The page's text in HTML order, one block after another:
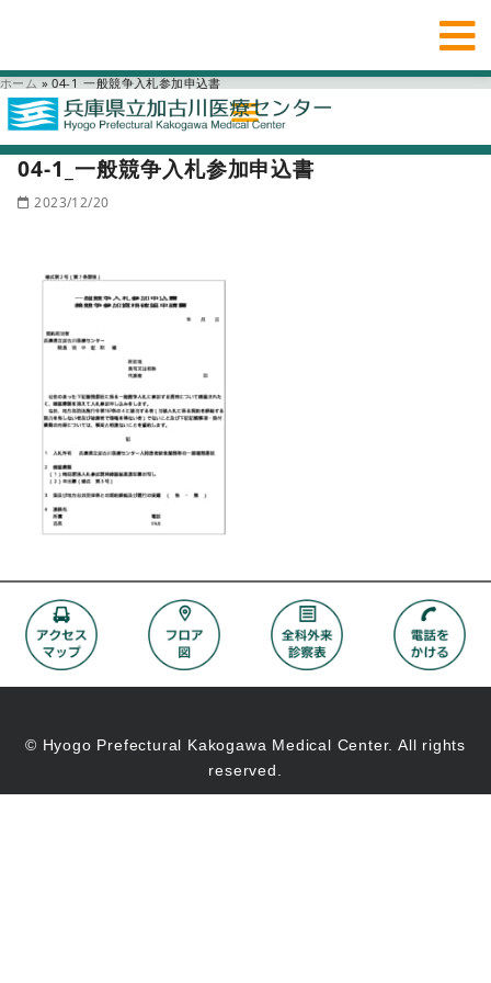
ホーム » 04-1_一般競争入札参加申込書
04-1_一般競争入札参加申込書
2023/12/20
© Hyogo Prefectural Kakogawa Medical Center. All rights
reserved.